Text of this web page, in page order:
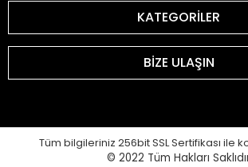
KATEGORİLER
BİZE ULAŞIN
Tüm bilgileriniz 256bit SSL Sertifikası ile
© 2022 Tüm Hakları